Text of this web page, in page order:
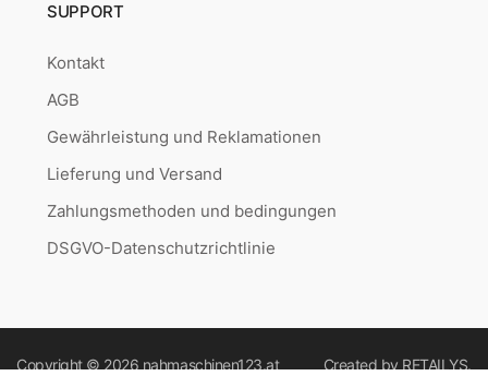
SUPPORT
Kontakt
AGB
Gewährleistung und Reklamationen
Lieferung und Versand
Zahlungsmethoden und bedingungen
DSGVO-Datenschutzrichtlinie
Copyright © 2026 nahmaschinen123.at Created by RETAILYS.